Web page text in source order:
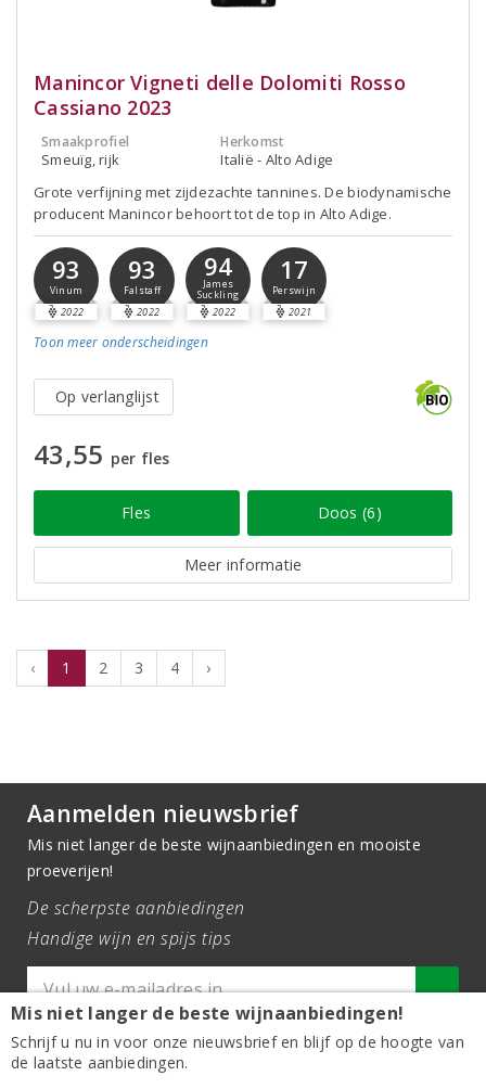
Manincor Vigneti delle Dolomiti Rosso
Cassiano 2023
Smaakprofiel
Smeuïg, rijk
Herkomst
Italië - Alto Adige
Grote verfijning met zijdezachte tannines. De biodynamische
producent Manincor behoort tot de top in Alto Adige.
93
Vinum
2022
93
Falstaff
2022
94
James
Suckling
2022
17
Perswijn
2021
Toon meer onderscheidingen
Op verlanglijst
43,55 per fles
Fles Doos (6)
Meer informatie
‹ 1 2 3 4 ›
Aanmelden nieuwsbrief
Mis niet langer de beste wijnaanbiedingen en mooiste
proeverijen!
De scherpste aanbiedingen
Handige wijn en spijs tips
Contact
Mis niet langer de beste wijnaanbiedingen!
Schrijf u nu in voor onze nieuwsbrief en blijf op de hoogte van
de laatste aanbiedingen.